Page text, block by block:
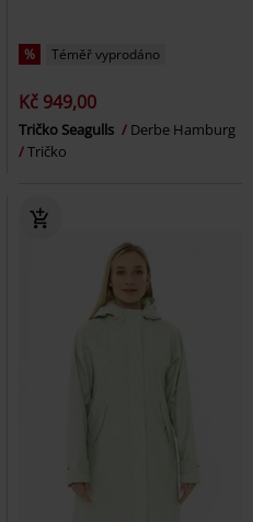
% Téměř vyprodáno
Kč 949,00
Tričko Seagulls
Derbe Hamburg
Tričko